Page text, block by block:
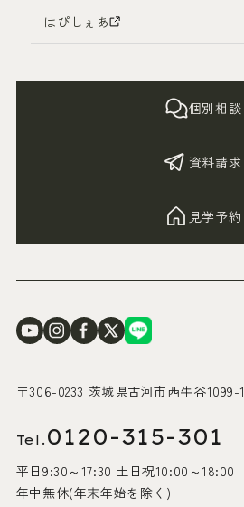
〒306-0233 茨城県古河市西牛谷1099-1
Tel. 0120-315-301
平日9:30～17:30 土日祝10:00～18:00
年中無休(年末年始を除く)
個別相談
資料請求
見学予約
はぴしぇあ